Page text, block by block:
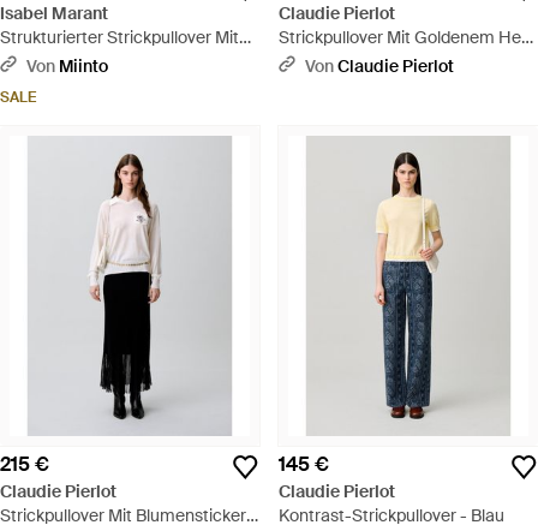
Isabel Marant
Strukturierter Strickpullover Mit
Puffärmeln - Grau
Von Miinto
SALE
Claudie Pierlot
Strickpullover Mit Goldenem Herz
- Blau
VonClaudie Pierlot
215 €
Claudie Pierlot
Strickpullover Mit Blumenstickerei
145 €
Claudie Pierlot
Kontrast-Strickpullover - Blau